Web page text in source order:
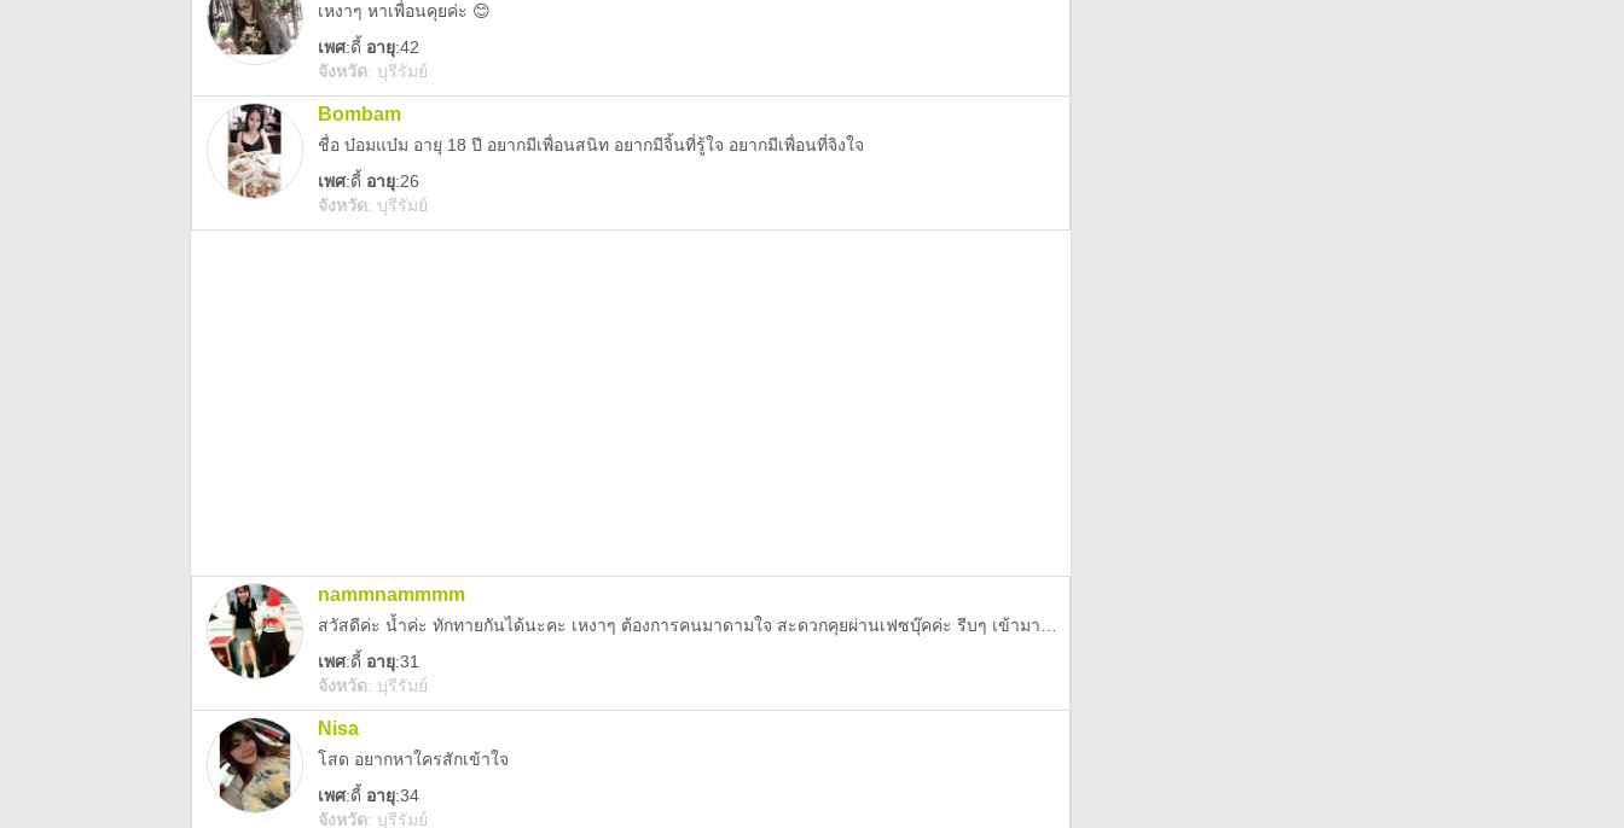
เหงาๆ หาเพื่อนคุยค่ะ 😊
เพศ:ดี้ อายุ:42
จังหวัด: บุรีรัมย์
Bombam
ชื่อ บ๋อมแบ๋ม อายุ 18 ปี อยากมีเพื่อนสนิท อยากมีจิ้นที่รู้ใจ อยากมีเพื่อนที่จิงใจ
เพศ:ดี้ อายุ:26
จังหวัด: บุรีรัมย์
nammnammmm
เพศ:ดี้ อายุ:31
จังหวัด: บุรีรัมย์
Nisa
โสด อยากหาใครสักเข้าใจ
เพศ:ดี้ อายุ:34
จังหวัด: บุรีรัมย์